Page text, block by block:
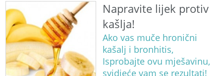
Napravite lijek protiv
kašlja!
Ako vas muče hronični
kašalj i bronhitis,
Isprobajte ovu mješavinu,
svidjeće vam se rezultati!